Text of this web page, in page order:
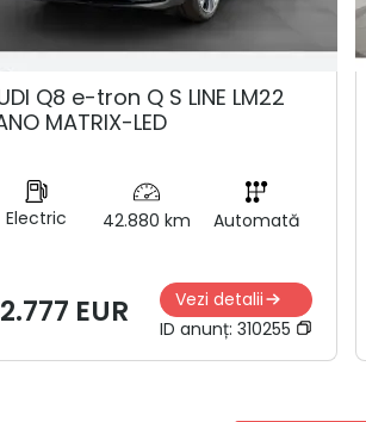
Q8 e-tron Q S LINE LM22
MATRIX-LED
Electric 42.880 km Automată
EUR
Vezi detalii
ID anunț: 310255